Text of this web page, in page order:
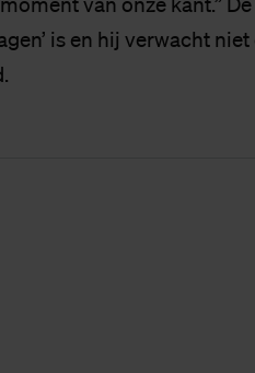
is en hij verwacht